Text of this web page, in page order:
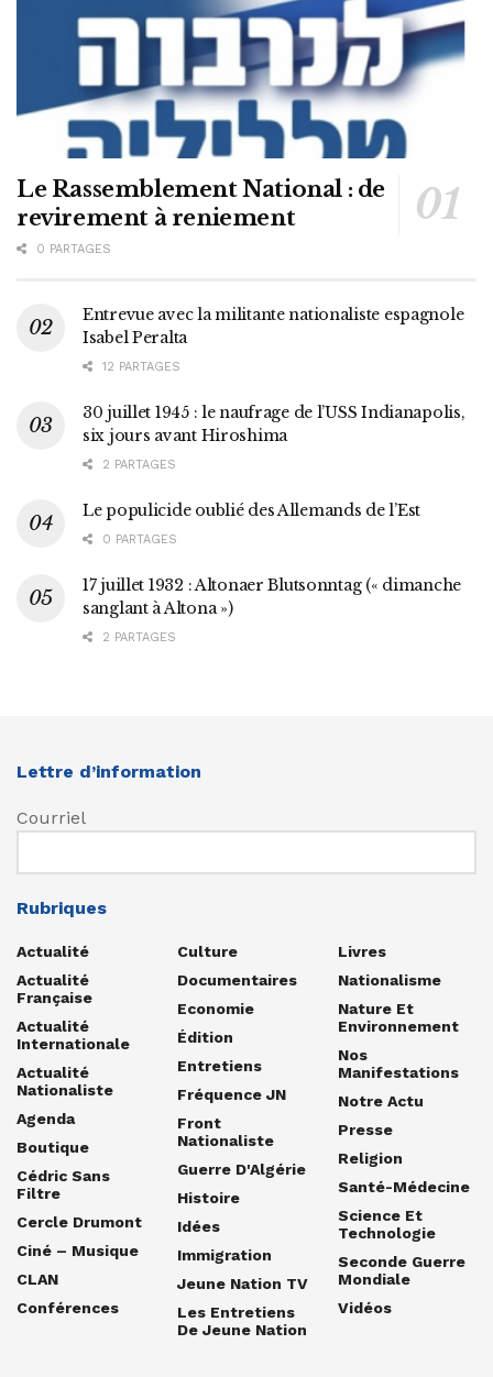
Le Rassemblement National : de
revirement à reniement
0 PARTAGES
Entrevue avec la militante nationaliste espagnole
Isabel Peralta
12 PARTAGES
30 juillet 1945 : le naufrage de l’USS Indianapolis,
six jours avant Hiroshima
2 PARTAGES
Le populicide oublié des Allemands de l’Est
0 PARTAGES
17 juillet 1932 : Altonaer Blutsonntag (« dimanche
sanglant à Altona »)
2 PARTAGES
Lettre d’information
Courriel
Rubriques
Actualité
Actualité
Française
Actualité
Internationale
Actualité
Nationaliste
Agenda
Boutique
Cédric Sans
Filtre
Cercle Drumont
Ciné – Musique
CLAN
Conférences
Culture
Documentaires
Economie
Édition
Entretiens
Fréquence JN
Front
Nationaliste
Guerre D'Algérie
Histoire
Idées
Immigration
Jeune Nation TV
Les Entretiens
De Jeune Nation
Livres
Nationalisme
Nature Et
Environnement
Nos
Manifestations
Notre Actu
Presse
Religion
Santé-Médecine
Science Et
Technologie
Seconde Guerre
Mondiale
Vidéos